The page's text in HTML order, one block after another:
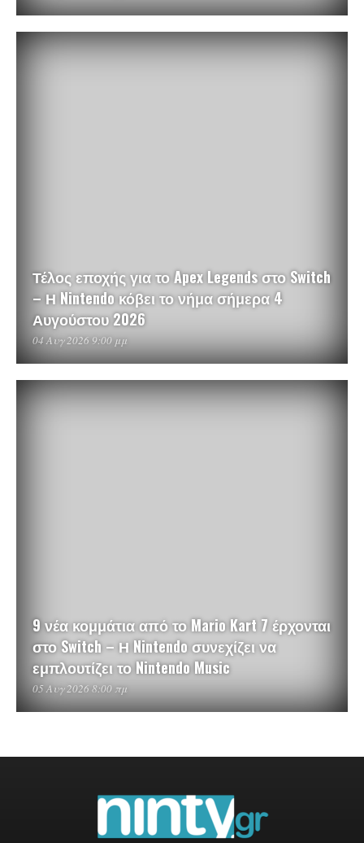
Τέλος εποχής για το Apex Legends στο Switch
– Η Nintendo κόβει το νήμα σήμερα 4
Αυγούστου 2026
04 Αυγ 2026 9:00 μμ
9 νέα κομμάτια από το Mario Kart 7 έρχονται
στο Switch – Η Nintendo συνεχίζει να
εμπλουτίζει το Nintendo Music
05 Αυγ 2026 8:00 πμ